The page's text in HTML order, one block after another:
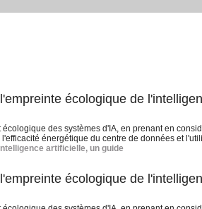
écologique de
des systèmes d'IA, en prenant en
énergétique du centre de données et
artificielle, un guide
écologique de